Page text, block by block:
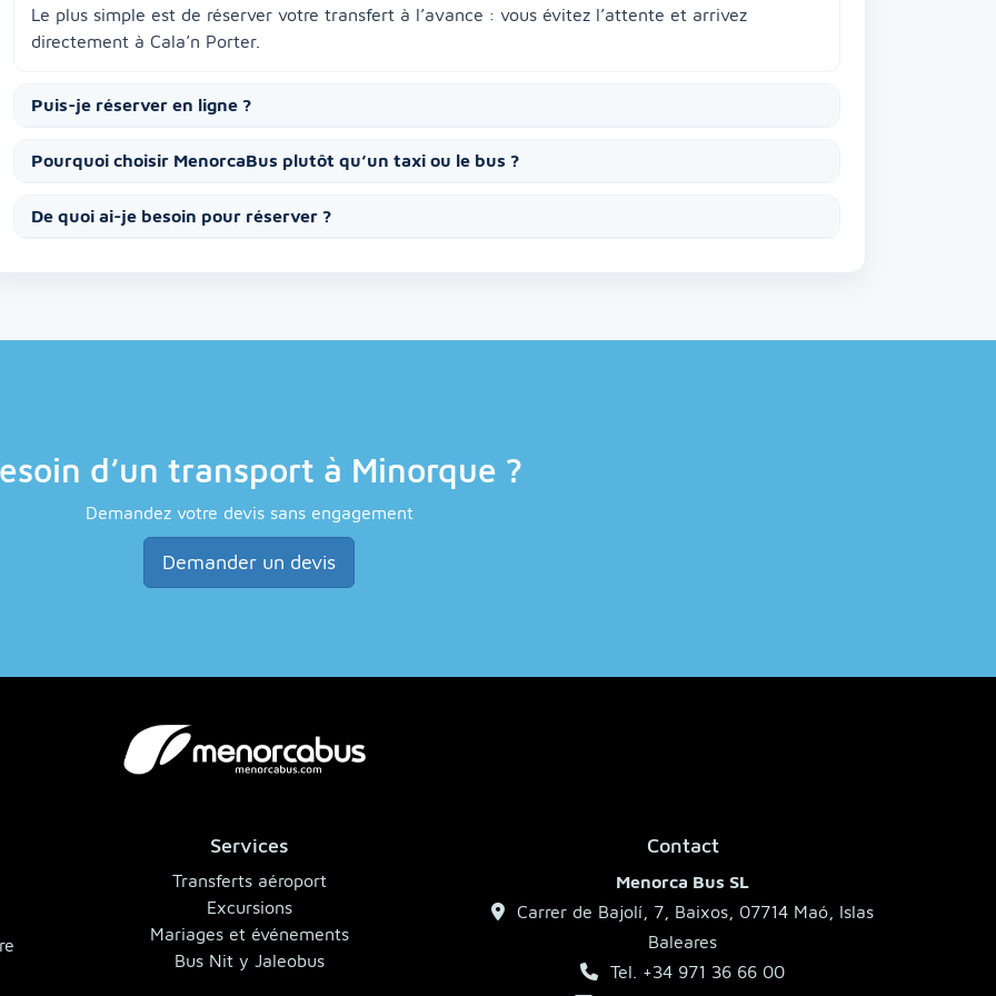
Le plus simple est de réserver votre transfert à l’avance : vous évitez l’attente et arrivez
directement à Cala’n Porter.
Puis-je réserver en ligne ?
Pourquoi choisir MenorcaBus plutôt qu’un taxi ou le bus ?
De quoi ai-je besoin pour réserver ?
d’un transport à Minorque ?
Demandez votre devis sans engagement
Demander un devis
Services
Transferts aéroport
Excursions
Mariages et événements
Bus Nit y Jaleobus
Contact
Menorca Bus SL
Carrer de Bajolí, 7, Baixos, 07714 Maó, Islas
Baleares
Tel. +34 971 36 66 00